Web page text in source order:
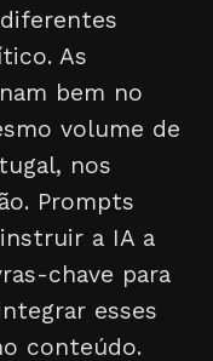
As
bem no
volume de
nos
Prompts
a IA a
chave para
esses
conteúdo.